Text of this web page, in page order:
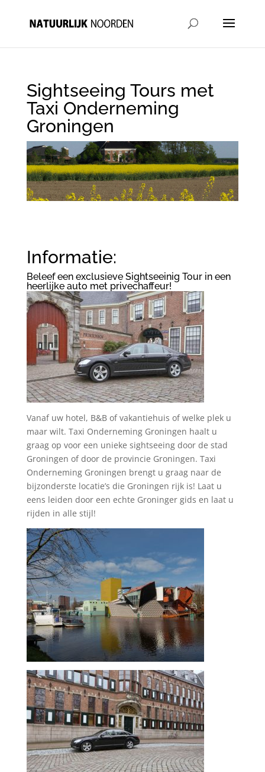
Sightseeing Tours met
Taxi Onderneming
Groningen
Informatie:
Beleef een exclusieve Sightseeinig Tour in een
heerlijke auto met privechaffeur!
Vanaf uw hotel, B&B of vakantiehuis of welke plek u
maar wilt. Taxi Onderneming Groningen haalt u
graag op voor een unieke sightseeing door de stad
Groningen of door de provincie Groningen. Taxi
Onderneming Groningen brengt u graag naar de
bijzonderste locatie’s die Groningen rijk is! Laat u
eens leiden door een echte Groninger gids en laat u
rijden in alle stijl!